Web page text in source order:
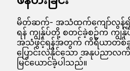
မိတ်ဆက်- အသံထက်ကျော်လွန်
ရန် ကျွန်ုပ်တို့ စတင်ခဲ့စဉ်က ကျွ
အသံဖွင့်ရန်အတွက် ကိရိယာတစ်ခု
ပြောင်းလဲနိုင်သော အနုပညာ
မြင်ယောင်ခဲ့ပါသည်။